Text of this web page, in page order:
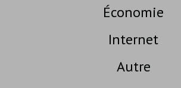
Économie
Internet
Autre